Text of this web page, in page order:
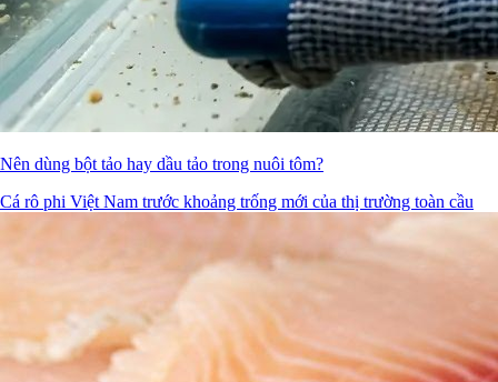
Nên dùng bột tảo hay dầu tảo trong nuôi tôm?
Cá rô phi Việt Nam trước khoảng trống mới của thị trường toàn cầu